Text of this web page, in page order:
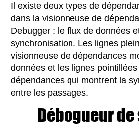
Il existe deux types de
dans la visionneuse de
Debugger : le flux de données
synchronisation. Les lignes
visionneuse de dépendances
données et les lignes
dépendances qui montrent la
entre les passages.
Débogueur